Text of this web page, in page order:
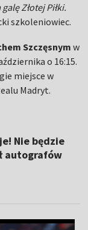
Złotej Piłki.
szkoleniowiec.
Szczęsnymw
o 16:15.
miejsce w
Madryt.
Nie będzie
autografów